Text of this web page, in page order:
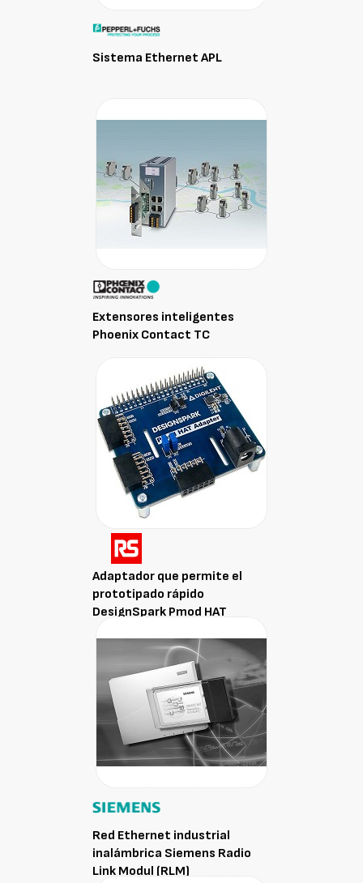
Sistema Ethernet APL
Extensores inteligentes
Phoenix Contact TC
Adaptador que permite el
prototipado rápido
DesignSpark Pmod HAT
Red Ethernet industrial
inalámbrica Siemens Radio
Link Modul (RLM)